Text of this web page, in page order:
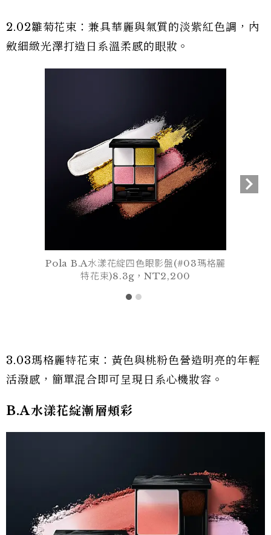
2.02雛菊花束：兼具華麗與氣質的淡紫紅色調，內
斂細緻光澤打造日系溫柔感的眼妝。
Pola B.A水漾花綻四色眼影盤(#03瑪格麗
特花束)8.3g，NT2,200
3.03瑪格麗特花束：黃色與桃粉色營造明亮的年輕
活潑感，簡單混合即可呈現日系心機妝容。
B.A水漾花綻漸層頰彩